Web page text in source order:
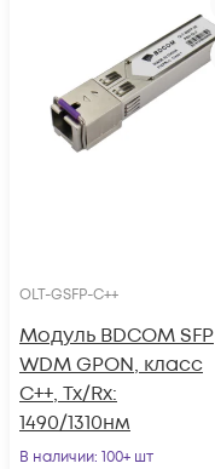
OLT-GSFP-C++
Модуль BDCOM SFP
WDM GPON, класс
С++, Tx/Rx:
1490/1310нм
В наличии: 100+ шт